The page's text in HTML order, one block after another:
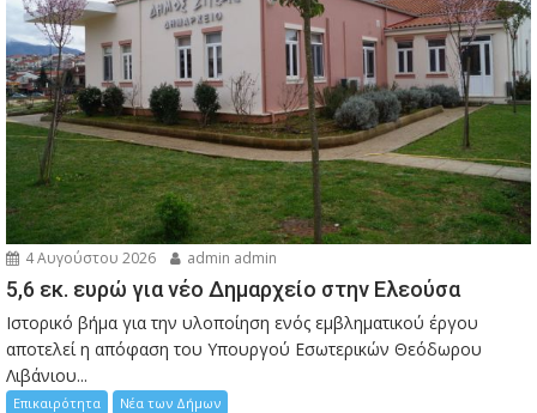
4 Αυγούστου 2026 admin admin
5,6 εκ. ευρώ για νέο Δημαρχείο στην Ελεούσα
Ιστορικό βήμα για την υλοποίηση ενός εμβληματικού έργου
αποτελεί η απόφαση του Υπουργού Εσωτερικών Θεόδωρου
Λιβάνιου...
Επικαιρότητα Νέα των Δήμων